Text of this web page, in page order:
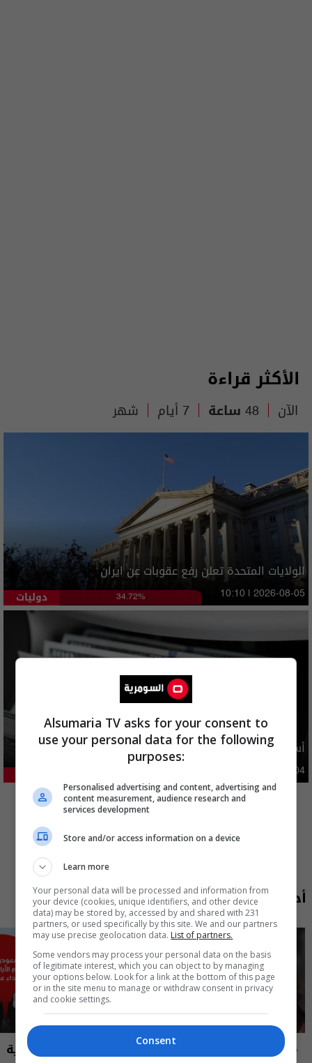
الأكثر قراءة
الآن 48 ساعة 7 أيام شهر
الولايات المتحدة تعلن رفع عقوبات عن ايران
دوليات 34.72% 10:10 | 2026-08-05
أسعار الدولار في السوق العراقية اليوم
03:29 | 2026-08-04
المزيد
أحدث الحلقات
مايك السومرية نشرة أخبار السومرية
Alsumaria TV asks for your consent to
use your personal data for the following
purposes:
Personalised advertising and content, advertising and
content measurement, audience research and
services development
Store and/or access information on a device
Learn more
Your personal data will be processed and information from
your device (cookies, unique identifiers, and other device
data) may be stored by, accessed by and shared with 231
partners, or used specifically by this site. We and our partners
may use precise geolocation data. List of partners.
Some vendors may process your personal data on the basis
of legitimate interest, which you can object to by managing
your options below. Look for a link at the bottom of this page
or in the site menu to manage or withdraw consent in privacy
and cookie settings.
Consent